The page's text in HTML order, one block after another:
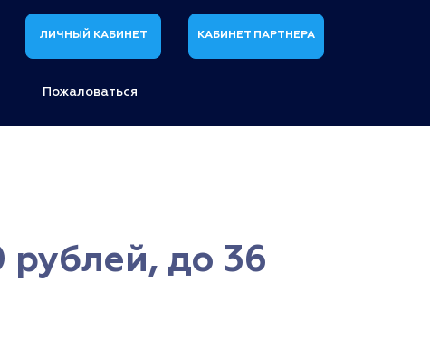
ЛИЧНЫЙ КАБИНЕТ КАБИНЕТ ПАРТНЕРА
Пожаловаться
рублей, до 36